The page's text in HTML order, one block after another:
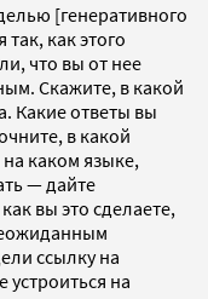
[генеративного
так, как этого
что вы от нее
Скажите, в какой
Какие ответы вы
в какой
каком языке,
— дайте
вы это сделаете,
ссылку на
устроиться на